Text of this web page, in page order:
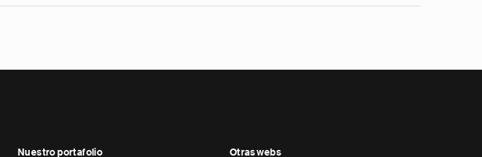
Nuestro portafolio Otras webs